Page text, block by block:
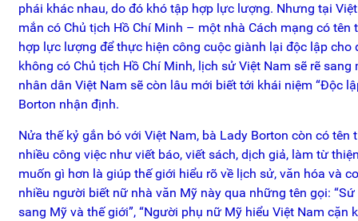
phái khác nhau, do đó khó tập hợp lực lượng. Nhưng tại
mắn có Chủ tịch Hồ Chí Minh – một nhà Cách mạng có tên
hợp lực lượng để thực hiện công cuộc giành lại độc lập cho
không có Chủ tịch Hồ Chí Minh, lịch sử Việt Nam sẽ rẽ
nhân dân Việt Nam sẽ còn lâu mới biết tới khái niệm “Độc
Borton nhận định.
Nửa thế kỷ gắn bó với Việt Nam, bà Lady Borton còn có tên
nhiều công việc như viết báo, viết sách, dịch giả, làm từ
muốn gì hơn là giúp thế giới hiểu rõ về lịch sử, văn hóa và
nhiều người biết nữ nhà văn Mỹ này qua những tên gọi:
sang Mỹ và thế giới”, “Người phụ nữ Mỹ hiểu Việt Nam cặn